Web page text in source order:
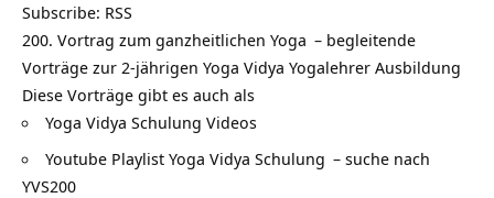
Subscribe: RSS
200. Vortrag zum ganzheitlichen Yoga – begleitende
Vorträge zur 2-jährigen Yoga Vidya Yogalehrer Ausbildung
Diese Vorträge gibt es auch als
Yoga Vidya Schulung Videos
Youtube Playlist Yoga Vidya Schulung – suche nach
YVS200